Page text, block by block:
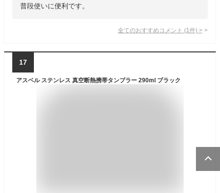
普段使いに便利です。
全てのおすすめコメント (1 件) >
17
アスベル ステンレス 真空断熱携帯タンブラー 290ml ブラック